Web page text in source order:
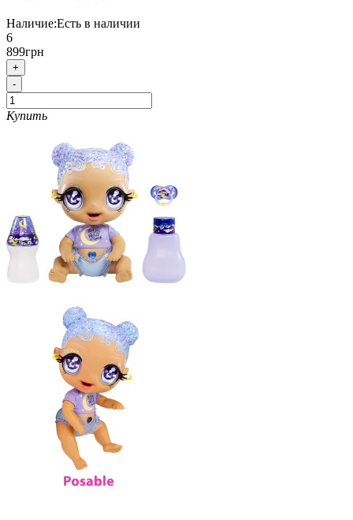
Наличие:Есть в наличии
6
899грн
+
-
Купить